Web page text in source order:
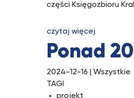
części Księgozbioru
czytaj więcej
Ponad
2024-12-16 | Wszystkie
TAGI
projekt